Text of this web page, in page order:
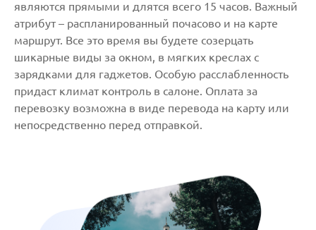
являются прямыми и длятся всего 15 часов. Важный
атрибут – распланированный почасово и на карте
маршрут. Все это время вы будете созерцать
шикарные виды за окном, в мягких креслах с
зарядками для гаджетов. Особую расслабленность
придаст климат контроль в салоне. Оплата за
перевозку возможна в виде перевода на карту или
непосредственно перед отправкой.